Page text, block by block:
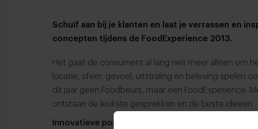
Schuif aan bij je klanten en laat je verrassen en
concepten tijdens de FoodExperience 2013.
Het gaat de consument al lang niet meer alleen om
locatie, sfeer, gevoel, uitstraling en beleving spelen
dit jaar geen Foodbeurs, maar een FoodExperience .
ontstaan de leukste gesprekken en de beste ideeën.
Innovatieve pop-ups